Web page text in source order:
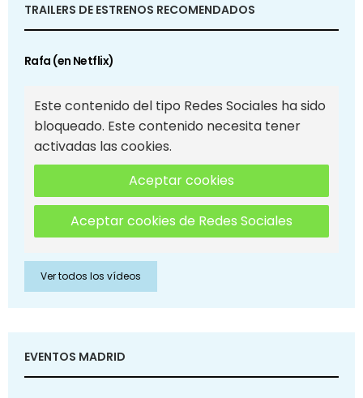
TRAILERS DE ESTRENOS RECOMENDADOS
Rafa (en Netflix)
Este contenido del tipo Redes Sociales ha sido
bloqueado. Este contenido necesita tener
activadas las cookies.
Aceptar cookies
Aceptar cookies de Redes Sociales
Ver todos los vídeos
EVENTOS MADRID